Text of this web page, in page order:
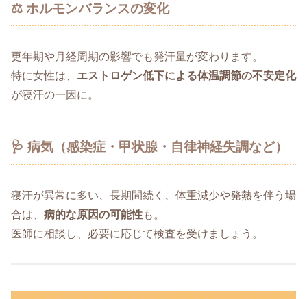
⚖️ ホルモンバランスの変化
更年期や月経周期の影響でも発汗量が変わります。
特に女性は、 エストロゲン低下による体温調節の不安定化
が寝汗の一因に。
🩺 病気（感染症・甲状腺・自律神経失調など）
寝汗が異常に多い、長期間続く、体重減少や発熱を伴う場
合は、 病的な原因の可能性も。
医師に相談し、必要に応じて検査を受けましょう。